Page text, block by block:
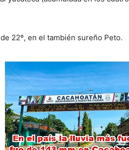
22º, en el también sureño Peto.